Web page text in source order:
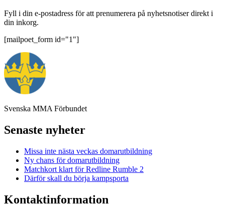
Fyll i din e-postadress för att prenumerera på nyhetsnotiser direkt i
din inkorg.
[mailpoet_form id="1"]
Svenska MMA Förbundet
Senaste nyheter
Missa inte nästa veckas domarutbildning
Ny chans för domarutbildning
Matchkort klart för Redline Rumble 2
Därför skall du börja kampsporta
Kontaktinformation